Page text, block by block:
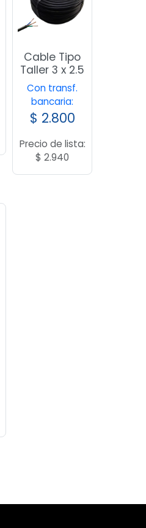
Cable Tipo
Taller 3 x 2.5
Con transf.
bancaria:
$ 2.800
Precio de lista:
$ 2.940